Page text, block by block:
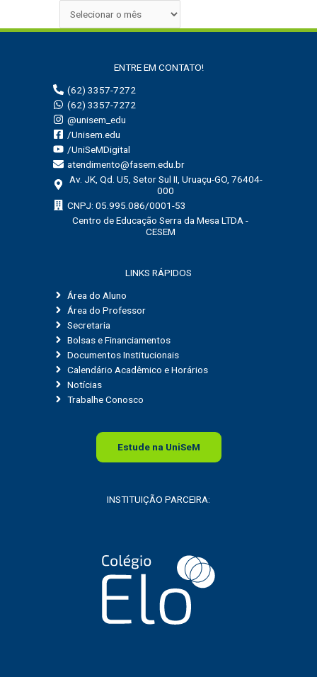
ENTRE EM CONTATO!
(62) 3357-7272
(62) 3357-7272
@unisem_edu
/Unisem.edu
/UniSeMDigital
atendimento@fasem.edu.br
Av. JK, Qd. U5, Setor Sul II, Uruaçu-GO, 76404-
000
CNPJ: 05.995.086/0001-53
Centro de Educação Serra da Mesa LTDA -
CESEM
LINKS RÁPIDOS
Área do Aluno
Área do Professor
Secretaria
Bolsas e Financiamentos
Documentos Institucionais
Calendário Acadêmico e Horários
Notícias
Trabalhe Conosco
Estude na UniSeM
INSTITUIÇÃO PARCEIRA: